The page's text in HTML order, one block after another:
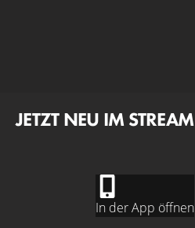
JETZT NEU IM STREAM
In der App öffnen